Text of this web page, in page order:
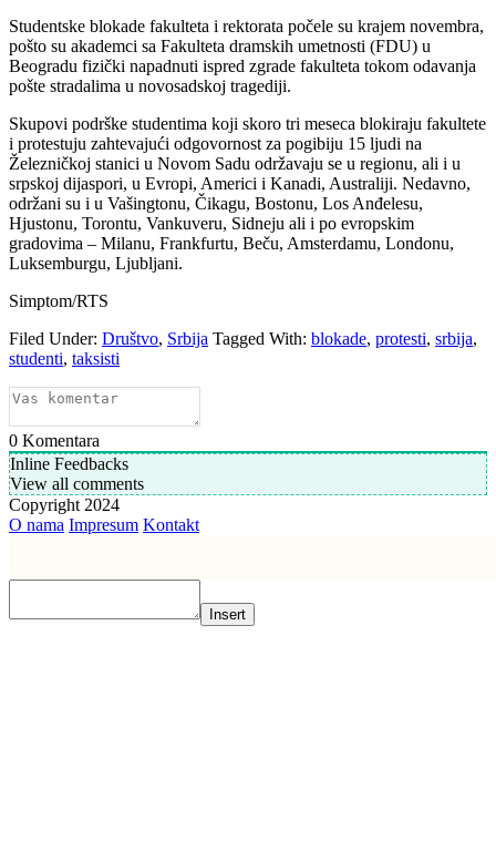
Studentske blokade fakulteta i rektorata počele su krajem novembra,
pošto su akademci sa Fakulteta dramskih umetnosti (FDU) u
Beogradu fizički napadnuti ispred zgrade fakulteta tokom odavanja
pošte stradalima u novosadskoj tragediji.
Skupovi podrške studentima koji skoro tri meseca blokiraju fakultete
i protestuju zahtevajući odgovornost za pogibiju 15 ljudi na
Železničkoj stanici u Novom Sadu održavaju se u regionu, ali i u
srpskoj dijaspori, u Evropi, Americi i Kanadi, Australiji. Nedavno,
održani su i u Vašingtonu, Čikagu, Bostonu, Los Anđelesu,
Hjustonu, Torontu, Vankuveru, Sidneju ali i po evropskim
gradovima – Milanu, Frankfurtu, Beču, Amsterdamu, Londonu,
Luksemburgu, Ljubljani.
Simptom/RTS
Filed Under: Društvo, Srbija Tagged With: blokade, protesti, srbija,
studenti, taksisti
0 Komentara
Inline Feedbacks
View all comments
Copyright 2024
O nama Impresum Kontakt
Insert